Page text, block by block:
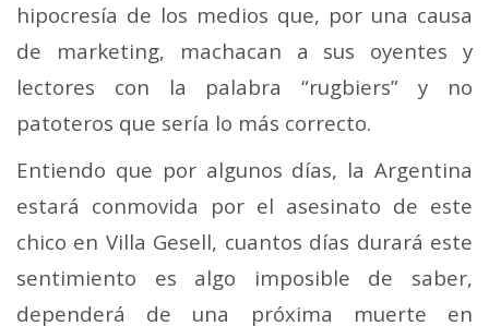
hipocresía de los medios que, por una causa
de marketing, machacan a sus oyentes y
lectores con la palabra “rugbiers” y no
patoteros que sería lo más correcto.
Entiendo que por algunos días, la Argentina
estará conmovida por el asesinato de este
chico en Villa Gesell, cuantos días durará este
sentimiento es algo imposible de saber,
dependerá de una próxima muerte en